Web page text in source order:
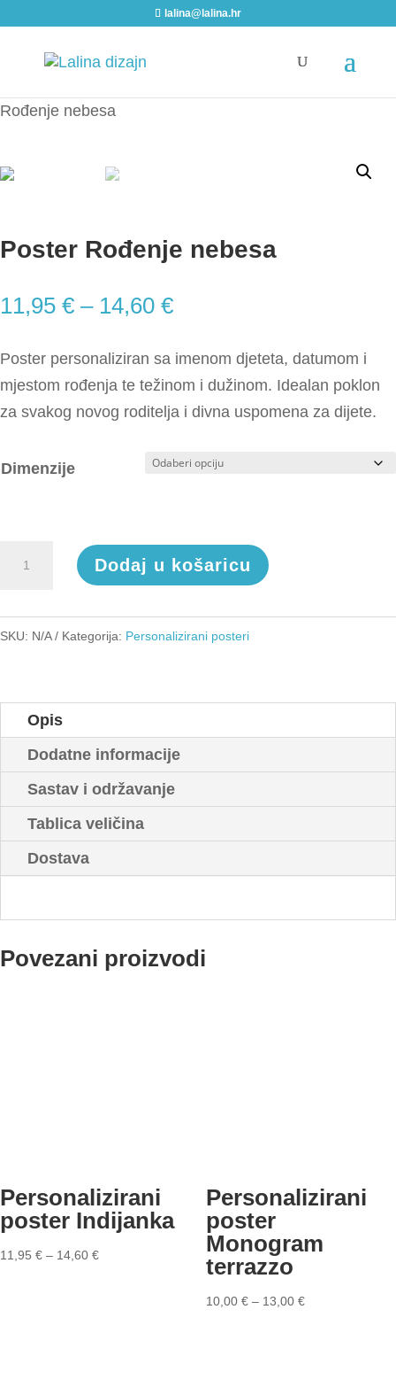
lalina@lalina.hr
Rođenje nebesa
Poster Rođenje nebesa
11,95 € – 14,60 €
Poster personaliziran sa imenom djeteta, datumom i
mjestom rođenja te težinom i dužinom. Idealan poklon
za svakog novog roditelja i divna uspomena za dijete.
Dimenzije
količina
Dodaj u košaricu
SKU: N/A Kategorija: Personalizirani posteri
Opis
Dodatne informacije
Sastav i održavanje
Tablica veličina
Dostava
Povezani proizvodi
Personalizirani
poster Indijanka
11,95 € – 14,60 €
Personalizirani
poster
Monogram
terrazzo
10,00 €– 13,00 €